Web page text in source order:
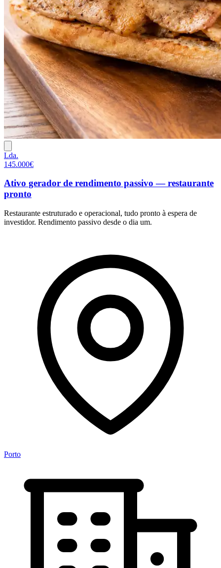
Lda.
145.000€
Ativo gerador de rendimento passivo — restaurante
pronto
Restaurante estruturado e operacional, tudo pronto à espera de
investidor. Rendimento passivo desde o dia um.
Porto